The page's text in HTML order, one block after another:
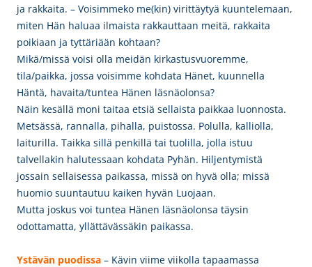
ja rakkaita. – Voisimmeko me(kin) virittäytyä kuuntelemaan,
miten Hän haluaa ilmaista rakkauttaan meitä, rakkaita
poikiaan ja tyttäriään kohtaan?
Mikä/missä voisi olla meidän kirkastusvuoremme,
tila/paikka, jossa voisimme kohdata Hänet, kuunnella
Häntä, havaita/tuntea Hänen läsnäolonsa?
Näin kesällä moni taitaa etsiä sellaista paikkaa luonnosta.
Metsässä, rannalla, pihalla, puistossa. Polulla, kalliolla,
laiturilla. Taikka sillä penkillä tai tuolilla, jolla istuu
talvellakin halutessaan kohdata Pyhän. Hiljentymistä
jossain sellaisessa paikassa, missä on hyvä olla; missä
huomio suuntautuu kaiken hyvän Luojaan.
Mutta joskus voi tuntea Hänen läsnäolonsa täysin
odottamatta, yllättävässäkin paikassa.
Ystävän puodissa – Kävin viime viikolla tapaamassa